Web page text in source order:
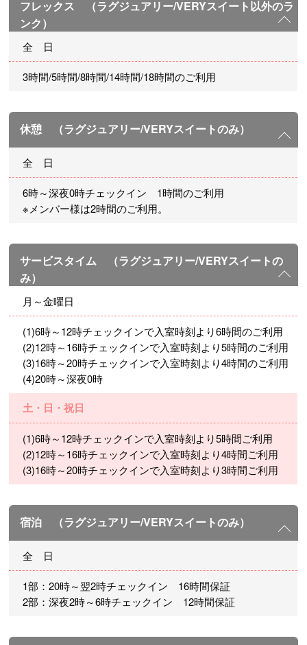
フレックス （ラグジュアリー/VERYスイート以外のラ
ンク）
全 日
3時間/5時間/8時間/14時間/18時間のご利用
休憩 （ラグジュアリー/VERYスイートのみ）
全 日
6時～深夜0時チェックイン 1時間のご利用
※メンバー様は2時間のご利用。
サービスタイム （ラグジュアリー/VERYスイートの
み）
月～金曜日
(1)6時～12時チェックインで入室時刻より6時間のご利用
(2)12時～16時チェックインで入室時刻より5時間のご利用
(3)16時～20時チェックインで入室時刻より4時間のご利用
(4)20時～深夜0時
土・日・祝日
(1)6時～12時チェックインで入室時刻より5時間ご利用
(2)12時～16時チェックインで入室時刻より4時間ご利用
(3)16時～20時チェックインで入室時刻より3時間ご利用
宿泊 （ラグジュアリー/VERYスイートのみ）
全 日
1部：20時～翌2時チェックイン 16時間保証
2部：深夜2時～6時チェックイン 12時間保証